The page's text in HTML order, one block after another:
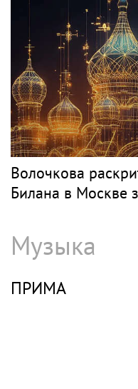
Волочкова
Билана в Москве
Музыка
ПРИМА